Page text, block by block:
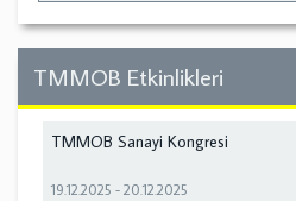
TMMOB Etkinlikleri
TMMOB Sanayi Kongresi
19.12.2025 -20.12.2025